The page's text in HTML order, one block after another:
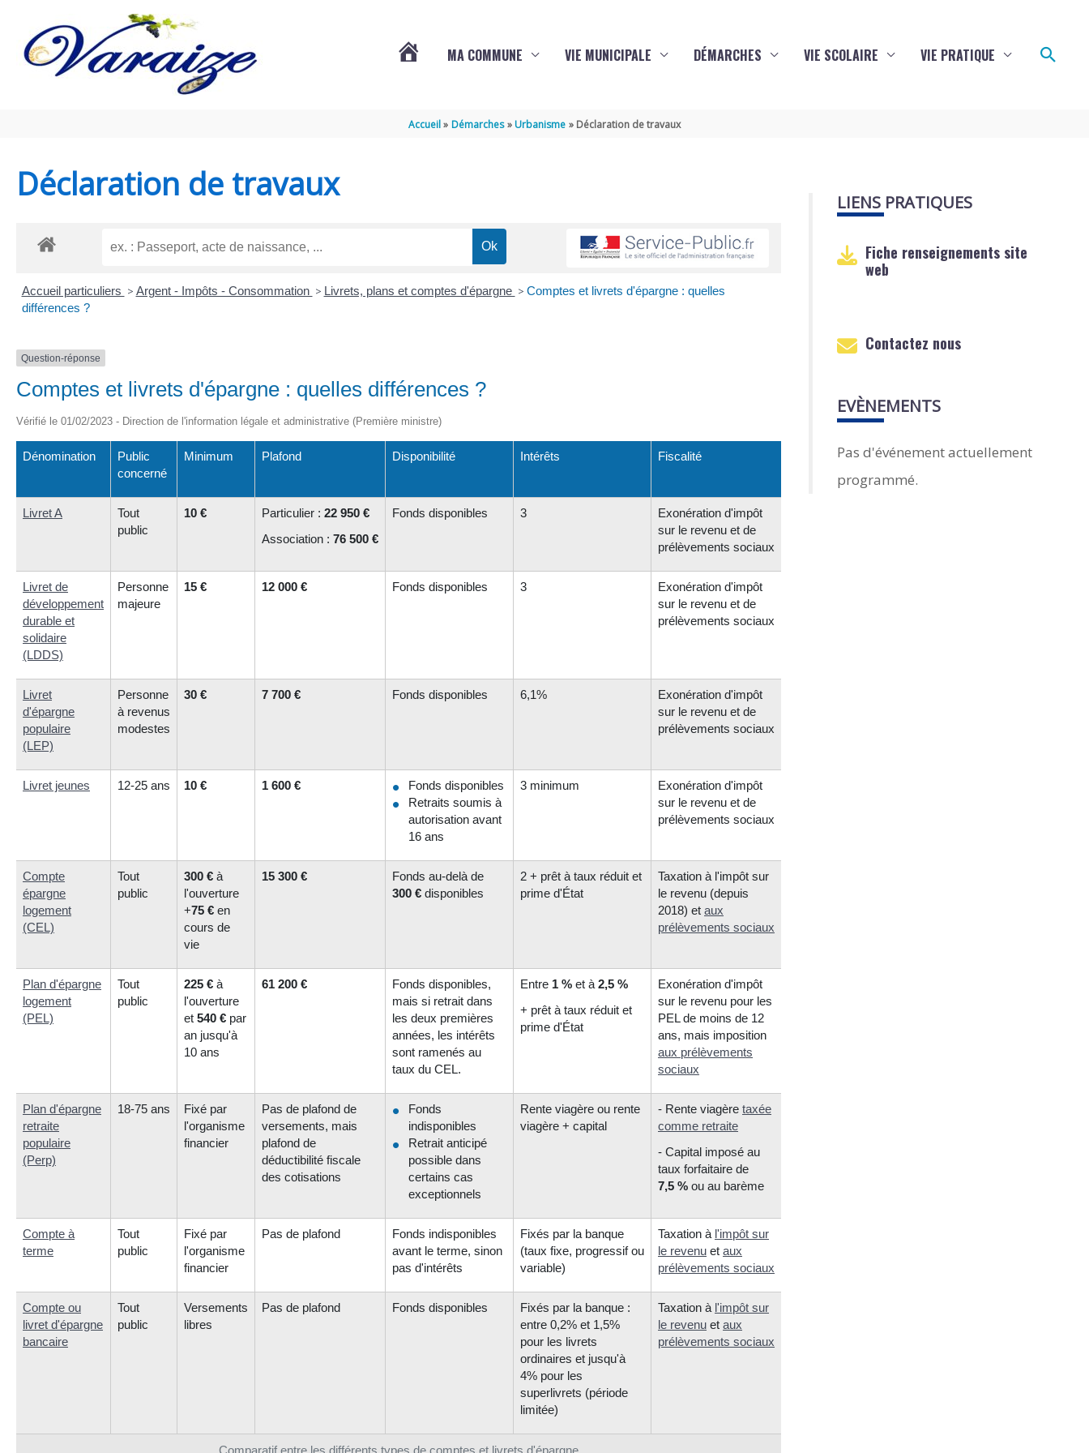
MA COMMUNE VIE MUNICIPALE DÉMARCHES VIE SCOLAIRE VIE PRATIQUE
Accueil Démarches Urbanisme Déclaration de travaux
Déclaration de travaux
Accueil particuliers > Argent - Impôts - Consommation > Livrets, plans et comptes d'épargne > Comptes et livrets d'épargne : quelles
différences ?
Question-réponse
Comptes et livrets d'épargne : quelles différences ?
Vérifié le 01/02/2023 - Direction de l'information légale et administrative (Première ministre)
Comparatif entre les différents types de comptes et livrets d'épargne
Dénomination
Public
concerné
Minimum Plafond Disponibilité Intérêts Fiscalité
Livret A
Tout
public
10 € Particulier : 22 950 €
Association : 76 500 €
Fonds disponibles 3
Exonération d'impôt
sur le revenu et de
prélèvements sociaux
Livret de
développement
durable et
solidaire
(LDDS)
Personne
majeure
15 € 12 000 € Fonds disponibles 3
Exonération d'impôt
sur le revenu et de
prélèvements sociaux
Livret
d'épargne
populaire
(LEP)
Personne
à revenus
modestes
30 € 7 700 € Fonds disponibles 6,1%
Exonération d'impôt
sur le revenu et de
prélèvements sociaux
Livret jeunes 12-25 ans 10 € 1 600 €
Fonds disponibles
Retraits soumis à
autorisation avant
16 ans
3 minimum
Exonération d'impôt
sur le revenu et de
prélèvements sociaux
Compte
épargne
logement
(CEL)
Tout
public
300 € à
l'ouverture
+75 € en
cours de
vie
15 300 €
Fonds au-delà de
300 € disponibles
2 + prêt à taux réduit et
prime d'État
Taxation à l'impôt sur
le revenu (depuis
2018) et aux
prélèvements sociaux
Plan d'épargne
logement
(PEL)
Tout
public
225 € à
l'ouverture
et 540 € par
an jusqu'à
10 ans
61 200 €
Fonds disponibles,
mais si retrait dans
les deux premières
années, les intérêts
sont ramenés au
taux du CEL.
Entre 1 % et à 2,5 %
+ prêt à taux réduit et
prime d'État
Exonération d'impôt
sur le revenu pour les
PEL de moins de 12
ans, mais imposition
aux prélèvements
sociaux
Plan d'épargne
retraite
populaire
(Perp)
18-75 ans
Fixé par
l'organisme
financier
Pas de plafond de
versements, mais
plafond de
déductibilité fiscale
des cotisations
Fonds
indisponibles
Retrait anticipé
possible dans
certains cas
exceptionnels
Rente viagère ou rente
viagère + capital
- Rente viagère taxée
comme retraite
- Capital imposé au
taux forfaitaire de
7,5 % ou au barème
Compte à
terme
Tout
public
Fixé par
l'organisme
financier
Pas de plafond
Fonds indisponibles
avant le terme, sinon
pas d'intérêts
Fixés par la banque
(taux fixe, progressif ou
variable)
Taxation à l'impôt sur
le revenu et aux
prélèvements sociaux
Compte ou
livret d'épargne
bancaire
Tout
public
Versements
libres
Pas de plafond Fonds disponibles
Fixés par la banque :
entre 0,2% et 1,5%
pour les livrets
ordinaires et jusqu'à
4% pour les
superlivrets (période
limitée)
Taxation à l'impôt sur
le revenu et aux
prélèvements sociaux
LIENS PRATIQUES
Fiche renseignements site
web
Contactez nous
EVÈNEMENTS
Pas d'événement actuellement
programmé.